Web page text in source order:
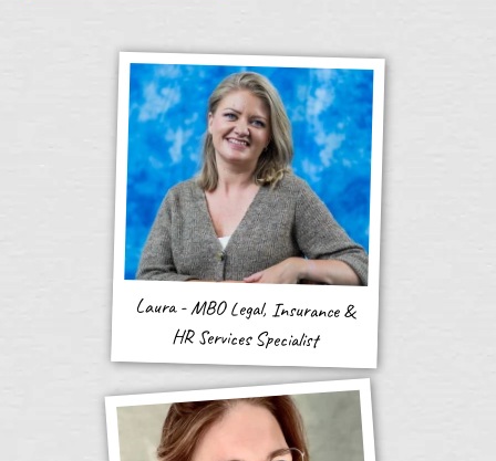
Laura - MBO Legal, Insurance &
HR Services Specialist